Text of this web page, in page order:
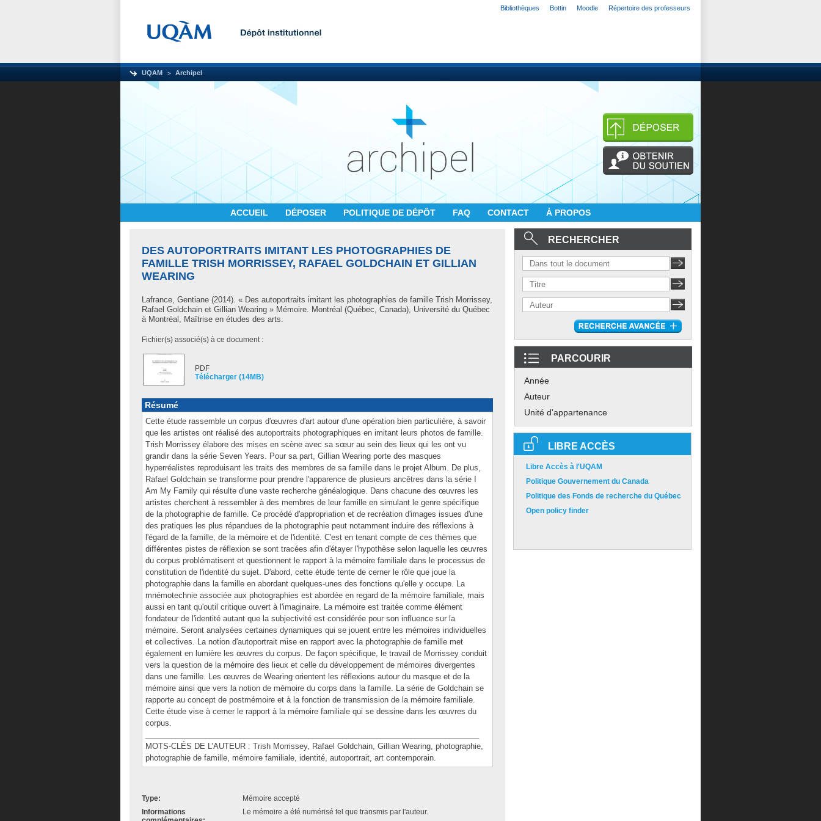
Bibliothèques Bottin Moodle Répertoire des professeurs
UQAM Archipel
ACCUEIL DÉPOSER POLITIQUE DE DÉPÔT FAQ CONTACT À PROPOS
DES AUTOPORTRAITS IMITANT LES PHOTOGRAPHIES DE
FAMILLE TRISH MORRISSEY, RAFAEL GOLDCHAIN ET GILLIAN
WEARING
Lafrance, Gentiane (2014). « Des autoportraits imitant les photographies de famille Trish Morrissey,
Rafael Goldchain et Gillian Wearing » Mémoire. Montréal (Québec, Canada), Université du Québec
à Montréal, Maîtrise en études des arts.
Fichier(s) associé(s) à ce document :
PDF
Télécharger (14MB)
Résumé
Cette étude rassemble un corpus d'œuvres d'art autour d'une opération bien particulière, à savoir
que les artistes ont réalisé des autoportraits photographiques en imitant leurs photos de famille.
Trish Morrissey élabore des mises en scène avec sa sœur au sein des lieux qui les ont vu
grandir dans la série Seven Years. Pour sa part, Gillian Wearing porte des masques
hyperréalistes reproduisant les traits des membres de sa famille dans le projet Album. De plus,
Rafael Goldchain se transforme pour prendre l'apparence de plusieurs ancêtres dans la série I
Am My Family qui résulte d'une vaste recherche généalogique. Dans chacune des œuvres les
artistes cherchent à ressembler à des membres de leur famille en simulant le genre spécifique
de la photographie de famille. Ce procédé d'appropriation et de recréation d'images issues d'une
des pratiques les plus répandues de la photographie peut notamment induire des réflexions à
l'égard de la famille, de la mémoire et de l'identité. C'est en tenant compte de ces thèmes que
différentes pistes de réflexion se sont tracées afin d'étayer l'hypothèse selon laquelle les œuvres
du corpus problématisent et questionnent le rapport à la mémoire familiale dans le processus de
constitution de l'identité du sujet. D'abord, cette étude tente de cerner le rôle que joue la
photographie dans la famille en abordant quelques-unes des fonctions qu'elle y occupe. La
mnémotechnie associée aux photographies est abordée en regard de la mémoire familiale, mais
aussi en tant qu'outil critique ouvert à l'imaginaire. La mémoire est traitée comme élément
fondateur de l'identité autant que la subjectivité est considérée pour son influence sur la
mémoire. Seront analysées certaines dynamiques qui se jouent entre les mémoires individuelles
et collectives. La notion d'autoportrait mise en rapport avec la photographie de famille met
également en lumière les œuvres du corpus. De façon spécifique, le travail de Morrissey conduit
vers la question de la mémoire des lieux et celle du développement de mémoires divergentes
dans une famille. Les œuvres de Wearing orientent les réflexions autour du masque et de la
mémoire ainsi que vers la notion de mémoire du corps dans la famille. La série de Goldchain se
rapporte au concept de postmémoire et à la fonction de transmission de la mémoire familiale.
Cette étude vise à cerner le rapport à la mémoire familiale qui se dessine dans les œuvres du
corpus.
MOTS-CLÉS DE L’AUTEUR : Trish Morrissey, Rafael Goldchain, Gillian Wearing, photographie,
photographie de famille, mémoire familiale, identité, autoportrait, art contemporain.
Type:
Mémoire accepté
Informations
Le mémoire a été numérisé tel que transmis par l'auteur.
RECHERCHER
PARCOURIR
Année
Auteur
Unité d'appartenance
LIBRE ACCÈS
Libre Accès à l'UQAM
Politique Gouvernement du Canada
Politique des Fonds de recherche du Québec
Open policy finder